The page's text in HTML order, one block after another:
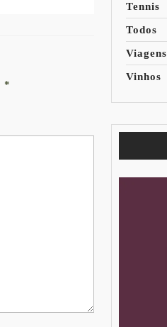
*
Tennis
Todos
Viagens
Vinhos